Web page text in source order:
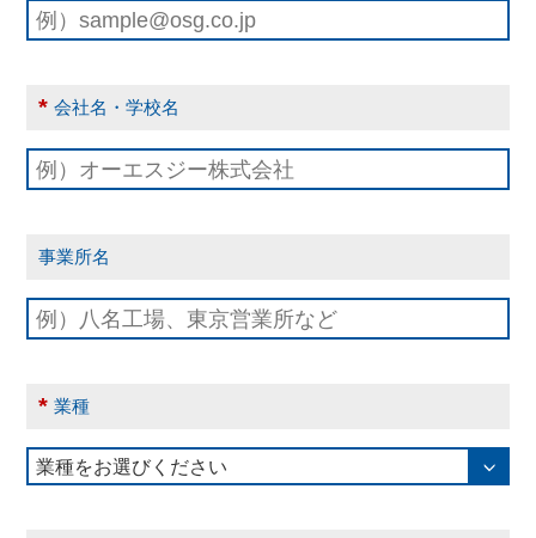
* 会社名・学校名
事業所名
* 業種